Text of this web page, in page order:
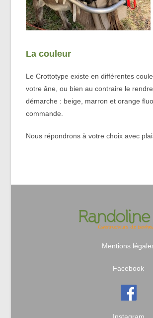
La couleur
Le Crottotype existe en différentes
votre âne, ou bien au contraire le
démarche : beige, marron et orange
commande.
Nous répondrons à votre choix avec
Mentions
Facebook
Instagram